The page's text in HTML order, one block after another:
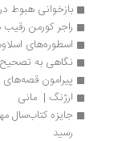
بازخوانی هبوط در
راجر کورمن رقیب
اسطوره‌های اسلاوهای
نگاهی به تصحیح
پیرامون قصه‌های کولیما |
ارژنگ |  مانی